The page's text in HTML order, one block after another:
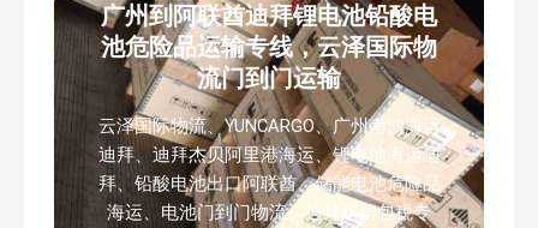
广州到阿联酋迪拜锂电池铅酸电
池危险品运输专线，云泽国际物
流门到门运输
云泽国际物流、YUNCARGO、广州南沙海运
迪拜、迪拜杰贝阿里港海运、锂电池海运迪
拜、铅酸电池出口阿联酋、储能电池危险品
海运、电池门到门物流、迪拜双清包税专